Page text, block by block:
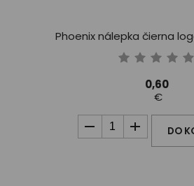
Phoenix nálepka čierna
0,60
€
DO